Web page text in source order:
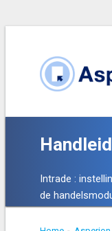
Intrade :
de